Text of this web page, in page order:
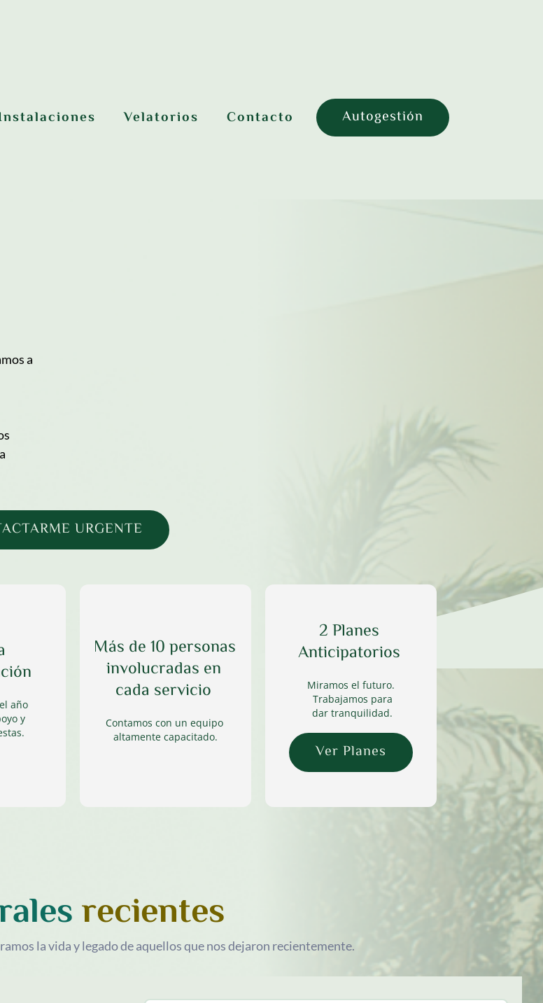
Velatorios Contacto Autogestión
a
URGENTE
año
y
Más de 10 personas
involucradas en
cada servicio
Contamos con un equipo
altamente capacitado.
2 Planes
Anticipatorios
Miramos el futuro.
Trabajamos para
dar tranquilidad.
Ver Planes
recientes
la vida y legado de aquellos que nos dejaron recientemente.